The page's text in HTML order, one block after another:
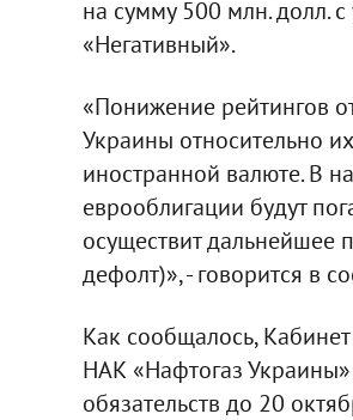
на сумму 500 млн. долл.
«Негативный».
«Понижение рейтингов
Украины относительно
иностранной валюте. В
еврооблигации будут
осуществит дальнейшее
дефолт)», - говорится в
Как сообщалось,
НАК «Нафтогаз Украины»
обязательств до 20